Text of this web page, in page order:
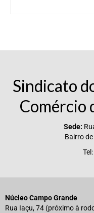
Sindicato
Comércio
Sede:
Bairro
Núcleo Campo Grande
Rua Iaçu, 74 (próximo à